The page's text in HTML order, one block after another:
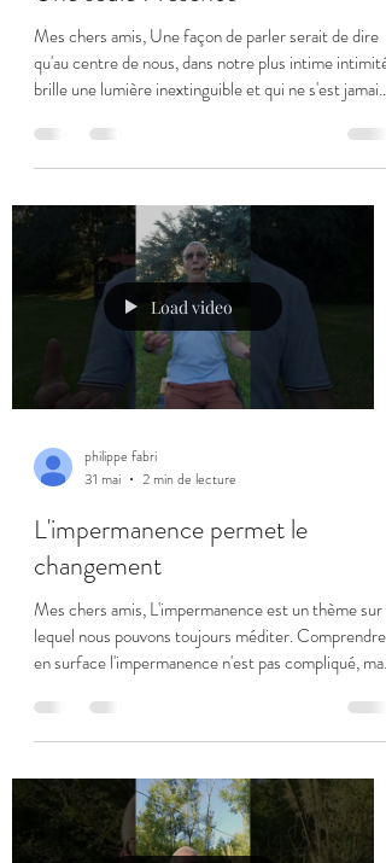
Mes chers amis, Une façon de parler serait de dire
qu'au centre de nous, dans notre plus intime intimité,
brille une lumière inextinguible et qui ne s'est jamais
ombre et est totalement pure. Cette lumière, quand
elle "passe au travers" de notre incarnation se
apparaît ! Ma confusion est de prendre une partie de
ce qui se manifeste pour "moi" et le reste pour ce qui
n'est pas
Load video
philippe fabri
31 mai
2 min de lecture
L'impermanence permet le
changement
Mes chers amis, L'impermanence est un thème sur
lequel nous pouvons toujours méditer. Comprendre
en surface l'impermanence n'est pas compliqué, mais
nous comprenons que le jour succède à la nuit et que
les années passent inexorablement.
vieillissent à chaque instant, il en est de même pour
nous. Notre cœur envoie dans nos artères un
nouveau volume de sang, jamais le même, e